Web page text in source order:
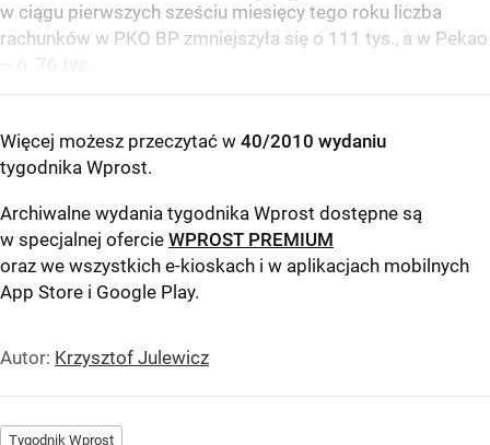
w ciągu pierwszych sześciu miesięcy tego roku liczba
rachunków w PKO BP zmniejszyła się o 111 tys., a w Pekao
– o 76 tys.
Więcej możesz przeczytać w 40/2010 wydaniu
tygodnika Wprost.
Archiwalne wydania tygodnika Wprost dostępne są
w specjalnej ofercie WPROST PREMIUM
oraz we wszystkich e-kioskach i w aplikacjach mobilnych
App Store i Google Play.
Autor: Krzysztof Julewicz
Tygodnik Wprost